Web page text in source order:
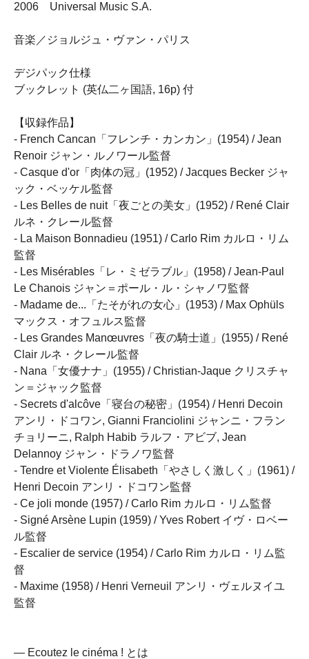
2006 Universal Music S.A.
音楽／ジョルジュ・ヴァン・パリス
デジパック仕様
ブックレット (英仏二ヶ国語, 16p) 付
【収録作品】
- French Cancan「フレンチ・カンカン」(1954) / Jean
Renoir ジャン・ルノワール監督
- Casque d'or「肉体の冠」(1952) / Jacques Becker ジャ
ック・ベッケル監督
- Les Belles de nuit「夜ごとの美女」(1952) / René Clair
ルネ・クレール監督
- La Maison Bonnadieu (1951) / Carlo Rim カルロ・リム
監督
- Les Misérables「レ・ミゼラブル」(1958) / Jean-Paul
Le Chanois ジャン＝ポール・ル・シャノワ監督
- Madame de...「たそがれの女心」(1953) / Max Ophüls
マックス・オフュルス監督
- Les Grandes Manœuvres「夜の騎士道」(1955) / René
Clair ルネ・クレール監督
- Nana「女優ナナ」(1955) / Christian-Jaque クリスチャ
ン＝ジャック監督
- Secrets d'alcôve「寝台の秘密」(1954) / Henri Decoin
アンリ・ドコワン, Gianni Franciolini ジャンニ・フラン
チョリーニ, Ralph Habib ラルフ・アビブ, Jean
Delannoy ジャン・ドラノワ監督
- Tendre et Violente Élisabeth「やさしく激しく」(1961) /
Henri Decoin アンリ・ドコワン監督
- Ce joli monde (1957) / Carlo Rim カルロ・リム監督
- Signé Arsène Lupin (1959) / Yves Robert イヴ・ロベー
ル監督
- Escalier de service (1954) / Carlo Rim カルロ・リム監
督
- Maxime (1958) / Henri Verneuil アンリ・ヴェルヌイユ
監督
― Ecoutez le cinéma ! とは